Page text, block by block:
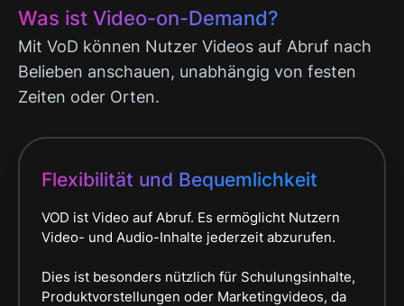
personalisieren, Funktionen für soziale Medien anbieten
zu können und die Zugriffe auf unsere Website zu
analysieren. Außerdem geben wir Informationen zu Ihrer
Verwendung unserer Website an unsere Partner für
Partner führen diese Informationen möglicherweise mit
weiteren Daten zusammen, die Sie ihnen bereitgestellt
haben oder die sie im Rahmen Ihrer Nutzung der Dienste
Was ist Video-on-Demand?
Mit VoD können Nutzer Videos auf Abruf nach
Belieben anschauen, unabhängig von festen
Zeiten oder Orten.
Flexibilität und Bequemlichkeit
VOD ist Video auf Abruf. Es ermöglicht Nutzern
Video- und Audio-Inhalte jederzeit abzurufen.
Dies ist besonders nützlich für Schulungsinhalte,
Produktvorstellungen oder Marketingvideos, da